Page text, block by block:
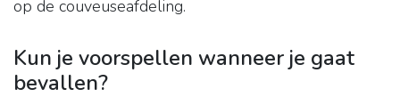
op de couveuseafdeling.
Kun je voorspellen wanneer je gaat
bevallen?